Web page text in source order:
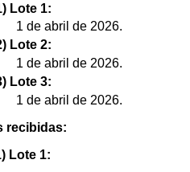
Lote 1:
1 de abril de 2026.
Lote 2:
1 de abril de 2026.
Lote 3:
1 de abril de 2026.
recibidas:
Lote 1: